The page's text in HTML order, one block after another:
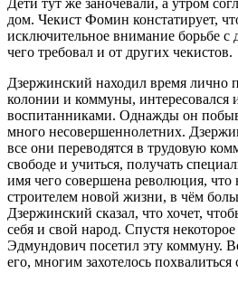
дом. Чекист Фомин констатирует,
исключительное внимание борьбе с
чего требовал и от других чекистов.
Дзержинский находил время лично
колонии и коммуны, интересовался
воспитанниками. Однажды он
много несовершеннолетних.
все они переводятся в трудовую
свободе и учиться, получать
имя чего совершена революция, что
строителем новой жизни, в чём
Дзержинский сказал, что хочет,
себя и свой народ. Спустя
Эдмундович посетил эту коммуну.
его, многим захотелось